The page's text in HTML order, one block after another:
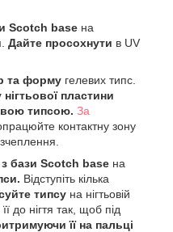
Scotch base на
Дайте просохнути в UV
та форму гелевих типс.
пластини
типсою. За
контактну зону
з бази Scotch base на
Відступіть кілька
типсу на нігтьовій
до нігтя так, щоб під
її на пальці